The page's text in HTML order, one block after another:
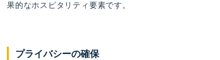
果的なホスピタリティ要素です。
プライバシーの確保